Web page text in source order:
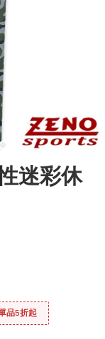
迷彩休
品5折起